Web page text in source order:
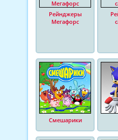
Рейнджеры
Мегафорс
Смешарики